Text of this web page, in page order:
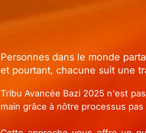
Personnes dans le monde
et pourtant, chacune suit une
Tribu Avancée Bazi 2025 n'est
main grâce à nôtre processus